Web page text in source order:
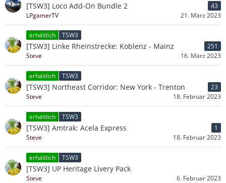
[TSW3] Loco Add-On Bundle 2
43
LPgamerTV
21. März 2023
erhältlich TSW3
[TSW3] Linke Rheinstrecke: Koblenz - Mainz
251
Steve
16. März 2023
erhältlich TSW3
[TSW3] Northeast Corridor: New York - Trenton
23
Steve
18. Februar 2023
erhältlich TSW3
[TSW3] Amtrak: Acela Express
1
Steve
18. Februar 2023
erhältlich TSW3
[TSW3] UP Heritage Livery Pack
Steve 6. Februar 2023